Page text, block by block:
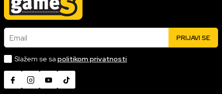
Email PRIJAVI SE
Slažem se sa politikom privatnosti